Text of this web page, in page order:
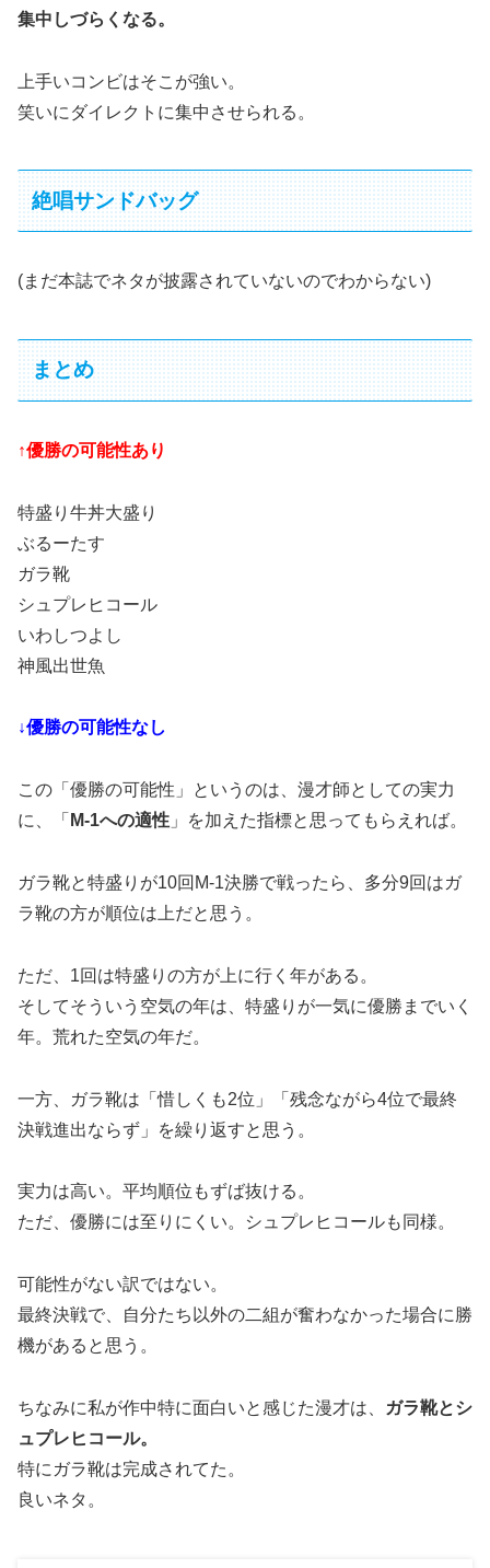
集中しづらくなる。
上手いコンビはそこが強い。
笑いにダイレクトに集中させられる。
絶唱サンドバッグ
(まだ本誌でネタが披露されていないのでわからない)
まとめ
↑優勝の可能性あり
特盛り牛丼大盛り
ぶるーたす
ガラ靴
シュプレヒコール
いわしつよし
神風出世魚
↓優勝の可能性なし
この「優勝の可能性」というのは、漫才師としての実力
に、「 M-1への適性 」を加えた指標と思ってもらえれば。
ガラ靴と特盛りが10回M-1決勝で戦ったら、多分9回はガ
ラ靴の方が順位は上だと思う。
ただ、1回は特盛りの方が上に行く年がある。
そしてそういう空気の年は、特盛りが一気に優勝までいく
年。荒れた空気の年だ。
一方、ガラ靴は「惜しくも2位」「残念ながら4位で最終
決戦進出ならず」を繰り返すと思う。
実力は高い。平均順位もずば抜ける。
ただ、優勝には至りにくい。シュプレヒコールも同様。
可能性がない訳ではない。
最終決戦で、自分たち以外の二組が奮わなかった場合に勝
機があると思う。
ちなみに私が作中特に面白いと感じた漫才は、
ガラ靴とシ
ュプレヒコール。
特にガラ靴は完成されてた。
良いネタ。